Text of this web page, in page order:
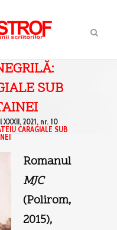
SUB
XXXII, 2021, nr. 10
CARAGIALE SUB
Romanul
MJC
(Polirom,
2015),